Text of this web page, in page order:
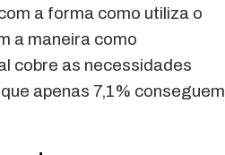
a forma como utiliza o
a maneira como
cobre as necessidades
apenas 7,1% conseguem